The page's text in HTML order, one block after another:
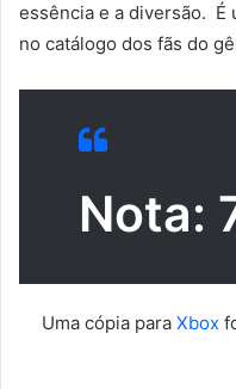
essência e a diversão. É
no catálogo dos fãs do
Nota:
Uma cópia para Xbox